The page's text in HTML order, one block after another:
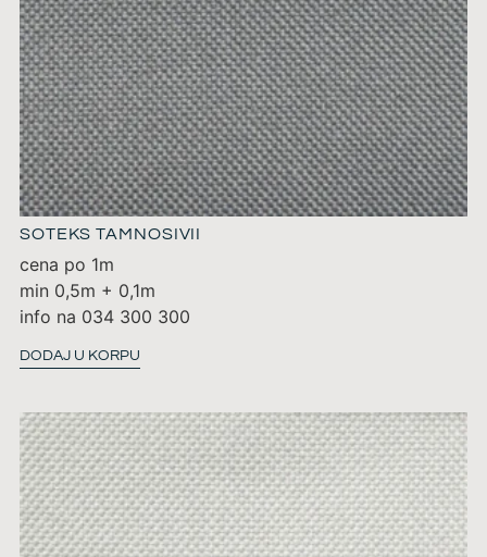
SOTEKS TAMNOSIVII
cena po 1m
min 0,5m + 0,1m
info na 034 300 300
DODAJ U KORPU